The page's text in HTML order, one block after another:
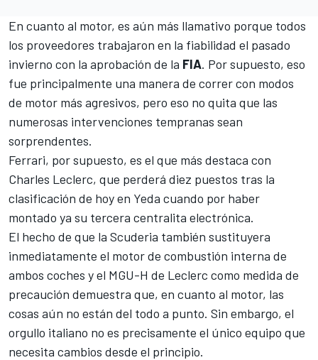
En cuanto al motor, es aún más llamativo porque todos
los proveedores trabajaron en la fiabilidad el pasado
invierno con la aprobación de la FIA. Por supuesto, eso
fue principalmente una manera de correr con modos
de motor más agresivos, pero eso no quita que las
numerosas intervenciones tempranas sean
sorprendentes.
Ferrari, por supuesto, es el que más destaca con
Charles Leclerc, que perderá diez puestos tras la
clasificación de hoy en Yeda cuando por haber
montado ya su tercera centralita electrónica.
El hecho de que la Scuderia también sustituyera
inmediatamente el motor de combustión interna de
ambos coches y el MGU-H de Leclerc como medida de
precaución demuestra que, en cuanto al motor, las
cosas aún no están del todo a punto. Sin embargo, el
orgullo italiano no es precisamente el único equipo que
necesita cambios desde el principio.